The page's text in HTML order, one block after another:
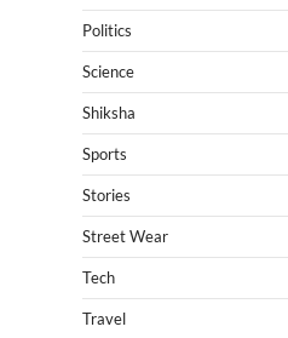
Politics
Science
Shiksha
Sports
Stories
Street Wear
Tech
Travel